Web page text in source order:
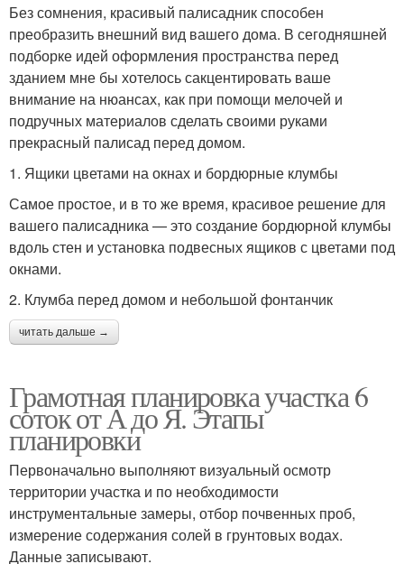
Без сомнения, красивый палисадник способен
преобразить внешний вид вашего дома. В сегодняшней
подборке идей оформления пространства перед
зданием мне бы хотелось сакцентировать ваше
внимание на нюансах, как при помощи мелочей и
подручных материалов сделать своими руками
прекрасный палисад перед домом.
1. Ящики цветами на окнах и бордюрные клумбы
Самое простое, и в то же время, красивое решение для
вашего палисадника — это создание бордюрной клумбы
вдоль стен и установка подвесных ящиков с цветами под
окнами.
2. Клумба перед домом и небольшой фонтанчик
читать дальше →
Грамотная планировка участка 6
соток от А до Я. Этапы
планировки
Первоначально выполняют визуальный осмотр
территории участка и по необходимости
инструментальные замеры, отбор почвенных проб,
измерение содержания солей в грунтовых водах.
Данные записывают.